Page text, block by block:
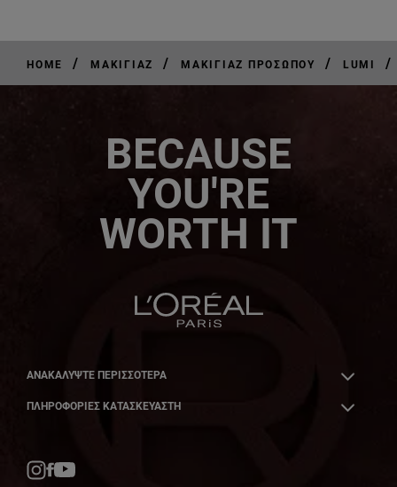
HOME / ΜΑΚΙΓΙΆΖ / ΜΑΚΙΓΙΆΖ ΠΡΟΣΏΠΟΥ / LUMI /
BECAUSE
YOU'RE
WORTH IT
ΑΝΑΚΑΛΎΨΤΕ ΠΕΡΙΣΣΌΤΕΡΑ
ΠΛΗΡΟΦΟΡΙΕΣ ΚΑΤΑΣΚΕΥΑΣΤΗ